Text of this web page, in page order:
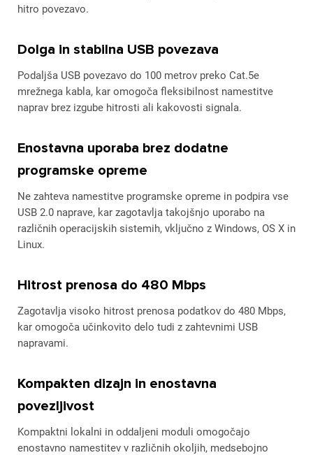
hitro povezavo.
Dolga in stabilna USB povezava
Podaljša USB povezavo do 100 metrov preko Cat.5e
mrežnega kabla, kar omogoča fleksibilnost namestitve
naprav brez izgube hitrosti ali kakovosti signala.
Enostavna uporaba brez dodatne
programske opreme
Ne zahteva namestitve programske opreme in podpira vse
USB 2.0 naprave, kar zagotavlja takojšnjo uporabo na
različnih operacijskih sistemih, vključno z Windows, OS X in
Linux.
Hitrost prenosa do 480 Mbps
Zagotavlja visoko hitrost prenosa podatkov do 480 Mbps,
kar omogoča učinkovito delo tudi z zahtevnimi USB
napravami.
Kompakten dizajn in enostavna
povezljivost
Kompaktni lokalni in oddaljeni moduli omogočajo
enostavno namestitev v različnih okoljih, medsebojno